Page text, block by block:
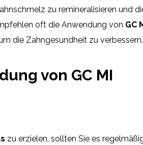
zu remineralisieren und
oft die Anwendung von GC
die Zahngesundheit zu verbessern.
von GC MI
zu erzielen, sollten Sie es